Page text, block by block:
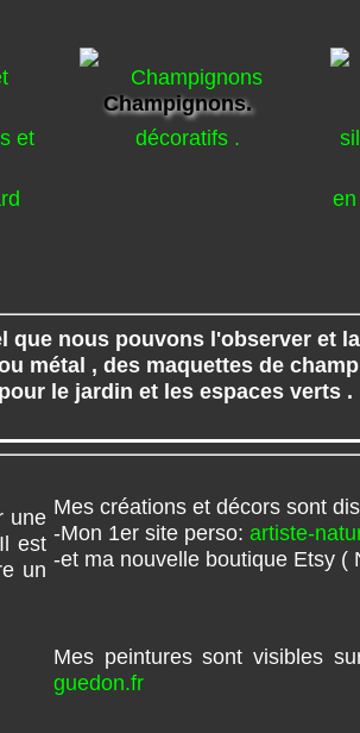
Champignons.
nous pouvons l'observer et
métal , des maquettes de
le jardin et les espaces verts .
une
est
un
Mes créations et décors sont
-Mon 1er site perso: artiste-
-et ma nouvelle boutique Etsy (
Mes peintures sont visibles
guedon.fr